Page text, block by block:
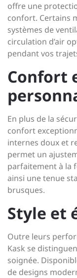
offre une
confort. Certains
systèmes de
circulation d’air
pendant vos
Confort
En plus de la
confort
internes doux et
permet un
parfaitement à la
ainsi une tenue
brusques.
Style et
Outre leurs
Kask se
soignée.
de designs